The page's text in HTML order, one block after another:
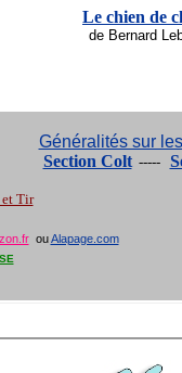
Le chien de
de Bernard
Généralités sur
Section Colt-----
et Tir
ouAlapage.com